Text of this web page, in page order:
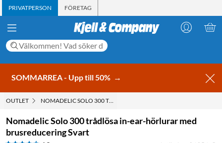
PRIVATPERSON FÖRETAG
SOMMARREA - Upp till 50% →
OUTLET NOMADELIC SOLO 300 TRÅDLÖSA IN-EAR-HÖRLURAR MED
Nomadelic Solo 300 trådlösa in-ear-hörlurar med
brusreducering Svart